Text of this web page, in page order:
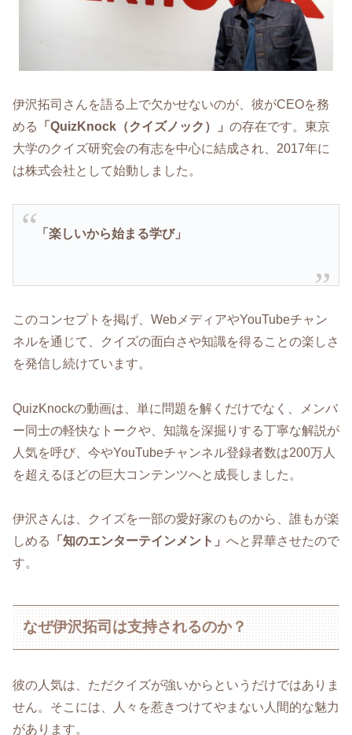
伊沢拓司さんを語る上で欠かせないのが、彼がCEOを務
める
「QuizKnock（クイズノック）」 の存在です。東京
大学のクイズ研究会の有志を中心に結成され、2017年に
は株式会社として始動しました。
「楽しいから始まる学び」
このコンセプトを掲げ、WebメディアやYouTubeチャン
ネルを通じて、クイズの面白さや知識を得ることの楽しさ
を発信し続けています。
QuizKnockの動画は、単に問題を解くだけでなく、メンバ
ー同士の軽快なトークや、知識を深掘りする丁寧な解説が
人気を呼び、今やYouTubeチャンネル登録者数は200万人
を超えるほどの巨大コンテンツへと成長しました。
伊沢さんは、クイズを一部の愛好家のものから、誰もが楽
しめる
「知のエンターテインメント」 へと昇華させたので
す。
なぜ伊沢拓司は支持されるのか？
彼の人気は、ただクイズが強いからというだけではありま
せん。そこには、人々を惹きつけてやまない人間的な魅力
があります。